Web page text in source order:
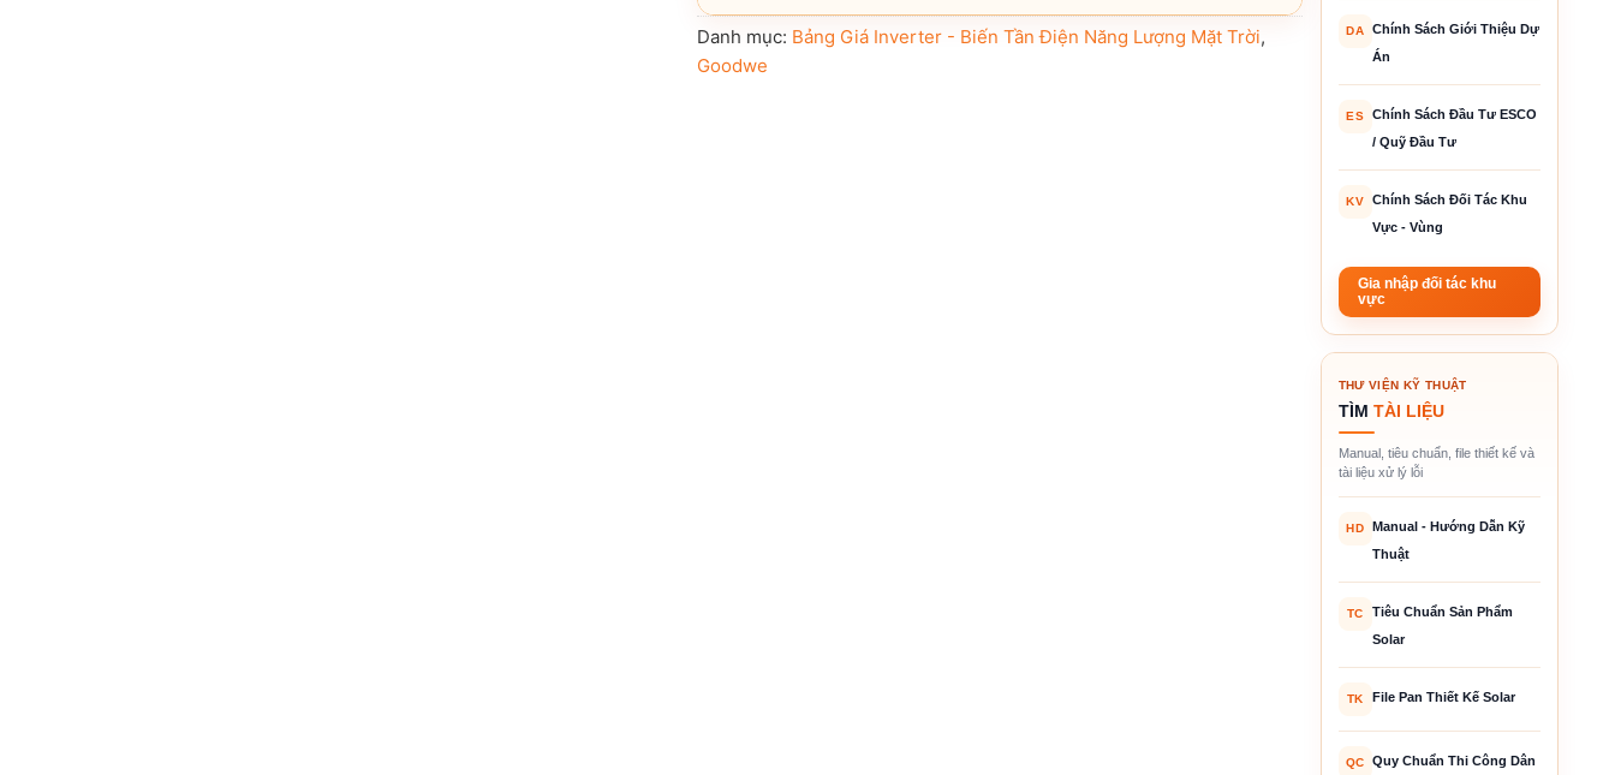
Danh mục: Bảng Giá Inverter - Biến Tần Điện Năng Lượng Mặt Trời,
Goodwe
DA
Chính Sách Giới Thiệu Dự
Án
ES
Chính Sách Đầu Tư ESCO
/ Quỹ Đầu Tư
KV
Chính Sách Đối Tác Khu
Vực - Vùng
Gia nhập đối tác khu
vực
THƯ VIỆN KỸ THUẬT
TÌM TÀI LIỆU
Manual, tiêu chuẩn, file thiết kế và
tài liệu xử lý lỗi
HD
Manual - Hướng Dẫn Kỹ
Thuật
TC
Tiêu Chuẩn Sản Phẩm
Solar
TK File Pan Thiết Kế Solar
QC
Quy Chuẩn Thi Công Dân